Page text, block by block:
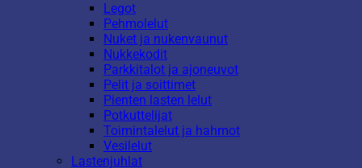
Legot
Pehmolelut
Nuket ja nukenvaunut
Nukkekodit
Parkkitalot ja ajoneuvot
Pelit ja soittimet
Pienten lasten lelut
Potkuttelijat
Toimintalelut ja hahmot
Vesilelut
Lastenjuhlat